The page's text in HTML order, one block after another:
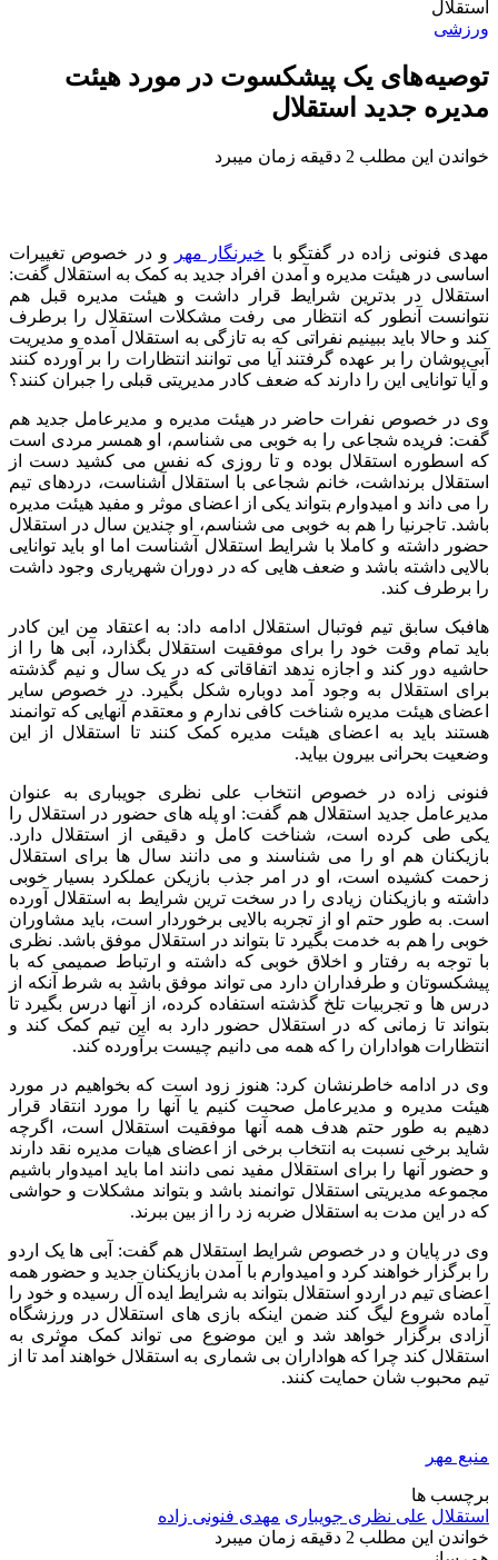
استقلال
ورزشی
توصیه‌های یک پیشکسوت در مورد هیئت
مدیره جدید استقلال
خواندن این مطلب 2 دقیقه زمان میبرد
مهدی فنونی زاده در گفتگو با خبرنگار مهر
و در خصوص تغییرات
اساسی در هیئت مدیره و آمدن افراد جدید به کمک به استقلال گفت:
استقلال در بدترین شرایط قرار داشت و هیئت مدیره قبل هم
نتوانست آنطور که انتظار می رفت مشکلات استقلال را برطرف
کند و حالا باید ببینیم نفراتی که به تازگی به استقلال آمده و مدیریت
آبی‌پوشان را بر عهده گرفتند آیا می توانند انتظارات را بر آورده کنند
و آیا توانایی این را دارند که ضعف کادر مدیریتی قبلی را جبران کنند؟
وی در خصوص نفرات حاضر در هیئت مدیره و مدیرعامل جدید هم
گفت: فریده شجاعی را به خوبی می شناسم، او همسر مردی است
که اسطوره استقلال بوده و تا روزی که نفس می کشید دست از
استقلال برنداشت، خانم شجاعی با استقلال آشناست، دردهای تیم
را می داند و امیدوارم بتواند یکی از اعضای موثر و مفید هیئت مدیره
باشد. تاجرنیا را هم به خوبی می شناسم، او چندین سال در استقلال
حضور داشته و کاملا با شرایط استقلال آشناست اما او باید توانایی
بالایی داشته باشد و ضعف هایی که در دوران شهریاری وجود داشت
را برطرف کند.
هافبک سابق تیم فوتبال استقلال ادامه داد: به اعتقاد من این کادر
باید تمام وقت خود را برای موفقیت استقلال بگذارد، آبی ها را از
حاشیه دور کند و اجازه ندهد اتفاقاتی که در یک سال و نیم گذشته
برای استقلال به وجود آمد دوباره شکل بگیرد. در خصوص سایر
اعضای هیئت مدیره شناخت کافی ندارم و معتقدم آنهایی که توانمند
هستند باید به اعضای هیئت مدیره کمک کنند تا استقلال از این
وضعیت بحرانی بیرون بیاید.
فنونی زاده در خصوص انتخاب علی نظری جویباری به عنوان
مدیرعامل جدید استقلال هم گفت: او پله های حضور در استقلال را
یکی طی کرده است، شناخت کامل و دقیقی از استقلال دارد.
بازیکنان هم او را می شناسند و می دانند سال ها برای استقلال
زحمت کشیده است، او در امر جذب بازیکن عملکرد بسیار خوبی
داشته و بازیکنان زیادی را در سخت ترین شرایط به استقلال آورده
است. به طور حتم او از تجربه بالایی برخوردار است، باید مشاوران
خوبی را هم به خدمت بگیرد تا بتواند در استقلال موفق باشد. نظری
با توجه به رفتار و اخلاق خوبی که داشته و ارتباط صمیمی که با
پیشکسوتان و طرفداران دارد می تواند موفق باشد به شرط آنکه از
درس ها و تجربیات تلخ گذشته استفاده کرده، از آنها درس بگیرد تا
بتواند تا زمانی که در استقلال حضور دارد به این تیم کمک کند و
انتظارات هواداران را که همه می دانیم چیست برآورده کند.
وی در ادامه خاطرنشان کرد: هنوز زود است که بخواهیم در مورد
هیئت مدیره و مدیرعامل صحبت کنیم یا آنها را مورد انتقاد قرار
دهیم به طور حتم هدف همه آنها موفقیت استقلال است، اگرچه
شاید برخی نسبت به انتخاب برخی از اعضای هیات مدیره نقد دارند
و حضور آنها را برای استقلال مفید نمی دانند اما باید امیدوار باشیم
مجموعه مدیریتی استقلال توانمند باشد و بتواند مشکلات و حواشی
که در این مدت به استقلال ضربه زد را از بین ببرند.
وی در پایان و در خصوص شرایط استقلال هم گفت: آبی ها یک اردو
را برگزار خواهند کرد و امیدوارم با آمدن بازیکنان جدید و حضور همه
اعضای تیم در اردو استقلال بتواند به شرایط ایده آل رسیده و خود را
آماده شروع لیگ کند ضمن اینکه بازی های استقلال در ورزشگاه
آزادی برگزار خواهد شد و این موضوع می تواند کمک موثری به
استقلال کند چرا که هواداران بی شماری به استقلال خواهند آمد تا از
تیم محبوب شان حمایت کنند.
منبع مهر
برچسب ها
استقلال علی نظری جویباری مهدی فنونی زاده
خواندن این مطلب 2 دقیقه زمان میبرد